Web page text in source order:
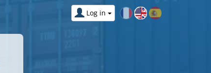
Log in